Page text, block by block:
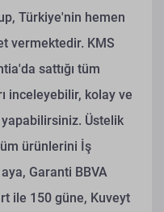
Türkiye'nin hemen
vermektedir. KMS
sattığı tüm
inceleyebilir, kolay ve
Üstelik
ürünlerini İş
Garanti BBVA
ile 150 güne, Kuveyt